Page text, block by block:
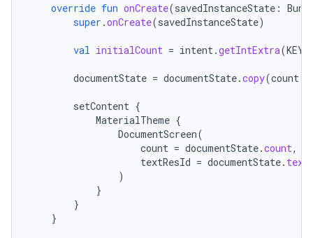
override fun onCreate(savedInstanceState :
super .onCreate(savedInstanceState)
val initialCount = intent .getIntExtra(
documentState = documentState.copy(count
setContent {
MaterialTheme {
DocumentScreen(
count = documentState.count,
textResId = documentState.
)
}
}
}